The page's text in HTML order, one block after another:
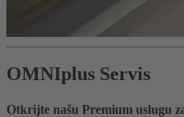
OMNIplus Servis
Otkrijte našu Premium uslugu